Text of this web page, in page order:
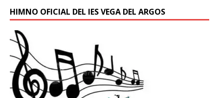
HIMNO OFICIAL DEL IES VEGA DEL ARGOS